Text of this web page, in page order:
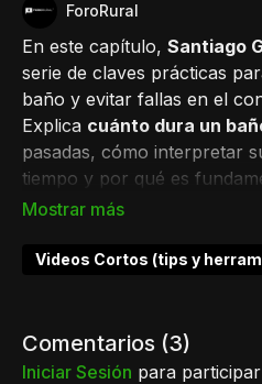
ForoRural
En este capítulo, Santiago
serie de claves prácticas
baño y evitar fallas en el
Explica cuánto dura un
pasadas, cómo interpretar
tiempo y por qué es
para análisis de laboratorio.
recolectarmuestras de
Un capítulo corto, claro y
hacen la diferencia en el
Videos Cortos (tips y
Comentarios (3)
Iniciar Sesión para